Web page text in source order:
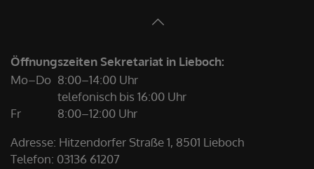
Öffnungszeiten Sekretariat in Lieboch:
Mo–Do 8:00–14:00 Uhr
telefonisch bis 16:00 Uhr
Fr
8:00–12:00 Uhr
Adresse: Hitzendorfer Straße 1, 8501 Lieboch
Telefon: 03136 61207